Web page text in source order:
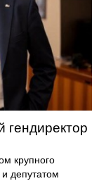
гендиректор
крупного
депутатом